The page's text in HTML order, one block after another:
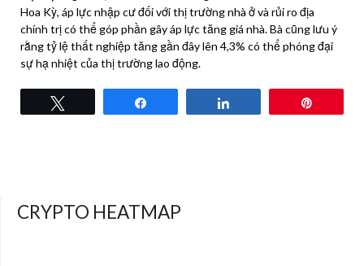
Hoa Kỳ, áp lực nhập cư đối với thị trường nhà ở và rủi ro địa
chính trị có thể góp phần gây áp lực tăng giá nhà. Bà cũng lưu ý
rằng tỷ lệ thất nghiệp tăng gần đây lên 4,3% có thể phóng đại
sự hạ nhiệt của thị trường lao động.
CRYPTO HEATMAP